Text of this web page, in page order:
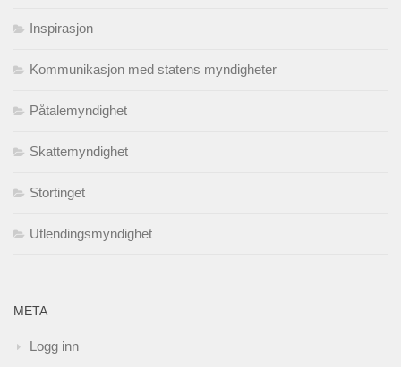
Inspirasjon
Kommunikasjon med statens myndigheter
Påtalemyndighet
Skattemyndighet
Stortinget
Utlendingsmyndighet
META
Logg inn